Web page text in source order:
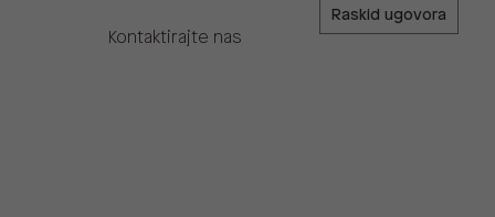
Kontaktirajte nas
Raskid ugovora